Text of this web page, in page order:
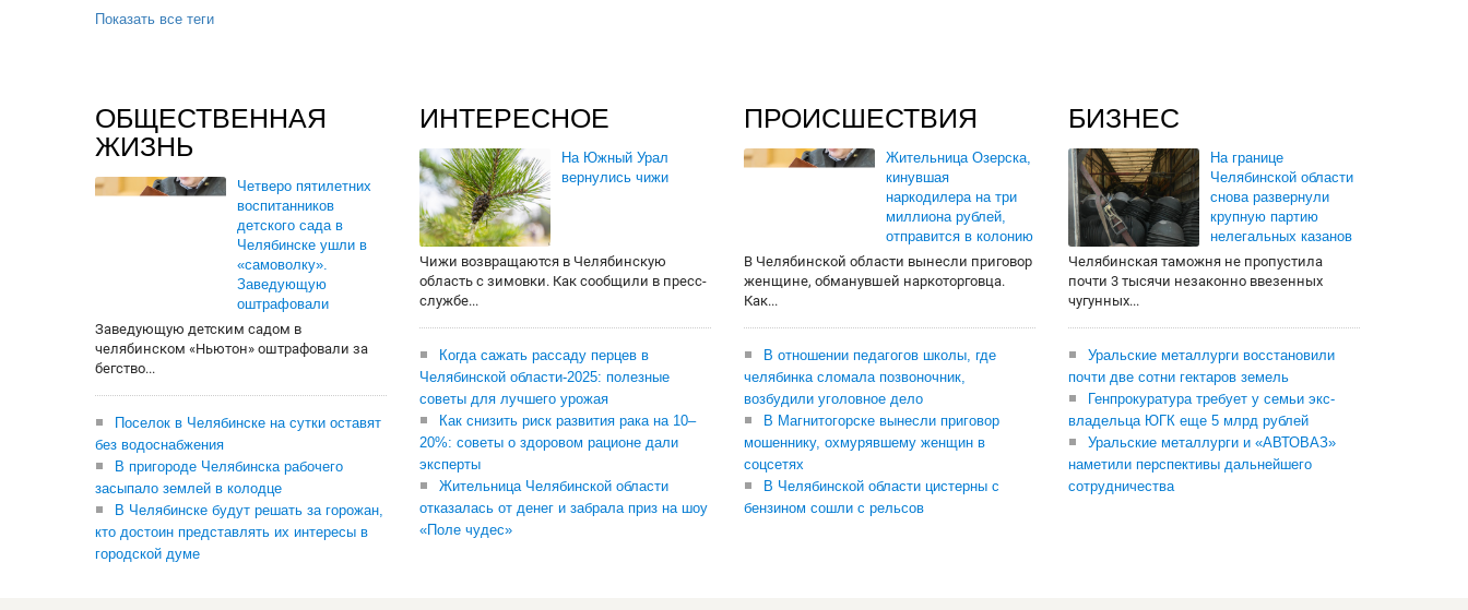
Показать все теги
ОБЩЕСТВЕННАЯ
ЖИЗНЬ
Четверо пятилетних
воспитанников
детского сада в
Челябинске ушли в
«самоволку».
Заведующую
оштрафовали
Заведующую детским садом в
челябинском «Ньютон» оштрафовали за
бегство...
Поселок в Челябинске на сутки оставят
без водоснабжения
В пригороде Челябинска рабочего
засыпало землей в колодце
В Челябинске будут решать за горожан,
кто достоин представлять их интересы в
городской думе
ИНТЕРЕСНОЕ
На Южный Урал
вернулись чижи
Чижи возвращаются в Челябинскую
область с зимовки. Как сообщили в пресс-
службе...
Когда сажать рассаду перцев в
Челябинской области-2025: полезные
советы для лучшего урожая
Как снизить риск развития рака на 10–
20%: советы о здоровом рационе дали
эксперты
Жительница Челябинской области
отказалась от денег и забрала приз на шоу
«Поле чудес»
ПРОИСШЕСТВИЯ
Жительница Озерска,
кинувшая
наркодилера на три
миллиона рублей,
отправится в колонию
В Челябинской области вынесли приговор
женщине, обманувшей наркоторговца.
Как...
В отношении педагогов школы, где
челябинка сломала позвоночник,
возбудили уголовное дело
В Магнитогорске вынесли приговор
мошеннику, охмурявшему женщин в
соцсетях
В Челябинской области цистерны с
бензином сошли с рельсов
БИЗНЕС
На границе
Челябинской области
снова развернули
крупную партию
нелегальных казанов
Челябинская таможня не пропустила
почти 3 тысячи незаконно ввезенных
чугунных...
Уральские металлурги восстановили
почти две сотни гектаров земель
Генпрокуратура требует у семьи экс-
владельца ЮГК еще 5 млрд рублей
Уральские металлурги и «АВТОВАЗ»
наметили перспективы дальнейшего
сотрудничества